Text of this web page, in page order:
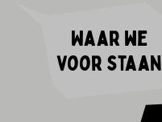
Waar we
voor staan